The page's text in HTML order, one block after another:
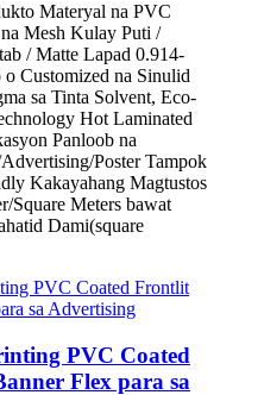
Materyal na PVC
Mesh Kulay Puti /
/ Matte Lapad 0.914-
Customized na Sinulid
sa Tinta Solvent, Eco-
Hot Laminated
Panloob na
Poster Tampok
Kakayahang Magtustos
Square Meters bawat
Dami(square
PVC Coated
Flex para sa